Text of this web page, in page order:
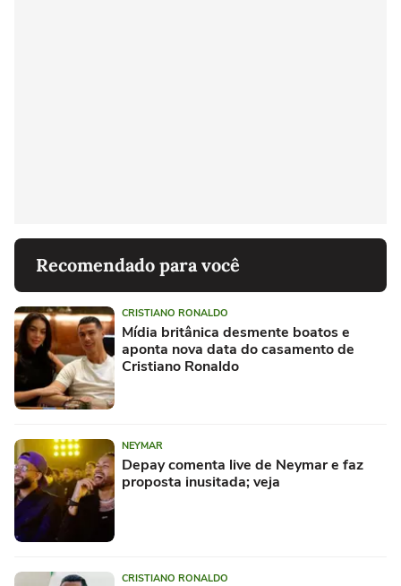
Recomendado para você
CRISTIANO RONALDO
Mídia britânica desmente boatos e
aponta nova data do casamento de
Cristiano Ronaldo
NEYMAR
Depay comenta live de Neymar e faz
proposta inusitada; veja
CRISTIANO RONALDO